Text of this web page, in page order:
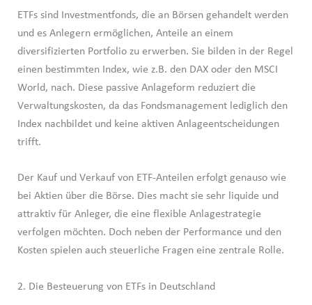
ETFs sind Investmentfonds, die an Börsen gehandelt werden
und es Anlegern ermöglichen, Anteile an einem
diversifizierten Portfolio zu erwerben. Sie bilden in der Regel
einen bestimmten Index, wie z.B. den DAX oder den MSCI
World, nach. Diese passive Anlageform reduziert die
Verwaltungskosten, da das Fondsmanagement lediglich den
Index nachbildet und keine aktiven Anlageentscheidungen
trifft.
Der Kauf und Verkauf von ETF-Anteilen erfolgt genauso wie
bei Aktien über die Börse. Dies macht sie sehr liquide und
attraktiv für Anleger, die eine flexible Anlagestrategie
verfolgen möchten. Doch neben der Performance und den
Kosten spielen auch steuerliche Fragen eine zentrale Rolle.
2. Die Besteuerung von ETFs in Deutschland